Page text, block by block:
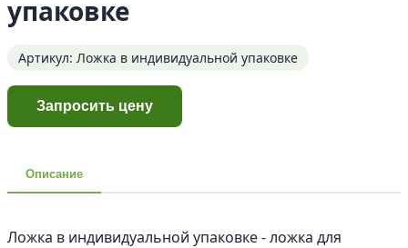
упаковке
Артикул: Ложка в индивидуальной упаковке
Запросить цену
Описание
Ложка в индивидуальной упаковке - ложка для